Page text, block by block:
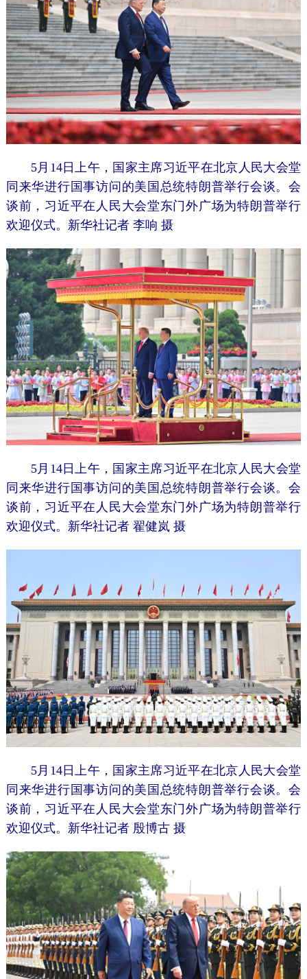
5月14日上午，国家主席习近平在北京人民大会堂
同来华进行国事访问的美国总统特朗普举行会谈。会
谈前，习近平在人民大会堂东门外广场为特朗普举行
欢迎仪式。新华社记者 李响 摄
5月14日上午，国家主席习近平在北京人民大会堂
同来华进行国事访问的美国总统特朗普举行会谈。会
谈前，习近平在人民大会堂东门外广场为特朗普举行
欢迎仪式。新华社记者 翟健岚 摄
5月14日上午，国家主席习近平在北京人民大会堂
同来华进行国事访问的美国总统特朗普举行会谈。会
谈前，习近平在人民大会堂东门外广场为特朗普举行
欢迎仪式。新华社记者 殷博古 摄